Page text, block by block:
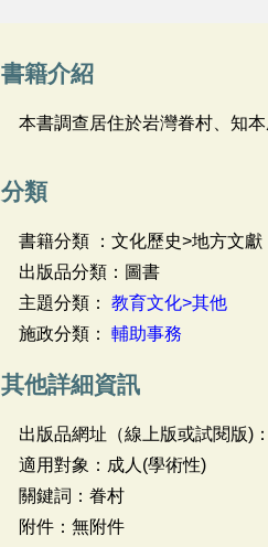
書籍介紹
本書調查居住於岩灣眷村、知
分類
書籍分類 ：文化歷史>地方文獻
出版品分類：圖書
主題分類： 教育文化>其他
施政分類： 輔助事務
其他詳細資訊
出版品網址（線上版或試閱版)
適用對象：成人(學術性)
關鍵詞：眷村
附件：無附件